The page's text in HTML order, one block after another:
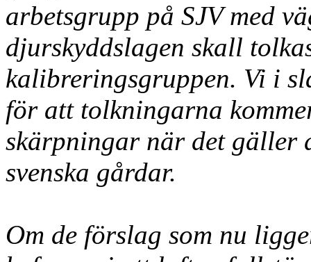
arbetsgrupp på SJVmed
djurskyddslagen skall
kalibreringsgruppen. Vi i
för att tolkningarna
skärpningar när det
svenska gårdar.
Om de förslag som nu